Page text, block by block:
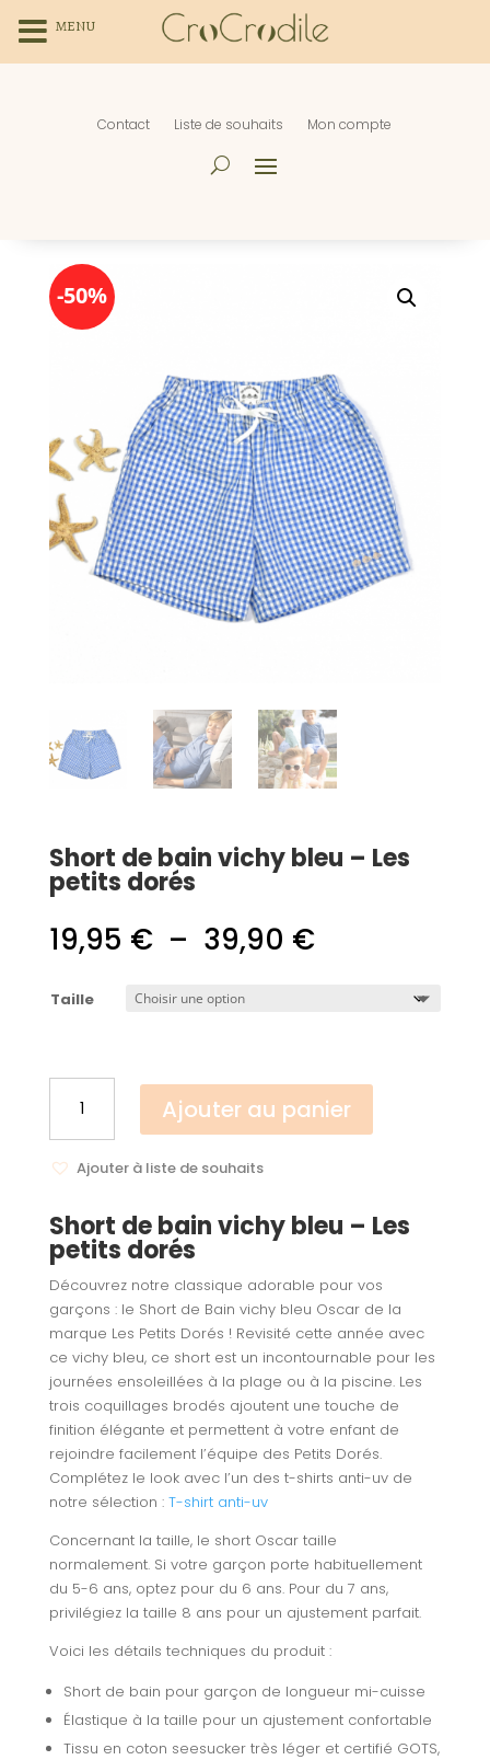
Contact Liste de souhaits Mon compte
-50%
Short de bain vichy bleu – Les
petits dorés
19,95 € – 39,90 €Plage
19,95 €
Taille
Short
de
bleu
-
Les
petits
dorés
Ajouter au panier
Ajouter à liste de souhaits
Short de bain vichy bleu – Les
petits dorés
Découvrez notre classique adorable pour vos
garçons : le Short de Bain vichy bleu Oscar de la
marque Les Petits Dorés ! Revisité cette année avec
ce vichy bleu, ce short est un incontournable pour les
journées ensoleillées à la plage ou à la piscine. Les
trois coquillages brodés ajoutent une touche de
finition élégante et permettent à votre enfant de
rejoindre facilement l’équipe des Petits Dorés.
Complétez le look avec l’un des t-shirts anti-uv de
notre sélection : T-shirt anti-uv
Concernant la taille, le short Oscar taille
normalement. Si votre garçon porte habituellement
du 5-6 ans, optez pour du 6 ans. Pour du 7 ans,
privilégiez la taille 8 ans pour un ajustement parfait.
Voici les détails techniques du produit :
Short de bain pour garçon de longueur mi-cuisse
Élastique à la taille pour un ajustement confortable
Tissu en coton seesucker très léger et certifié GOTS,
MENU